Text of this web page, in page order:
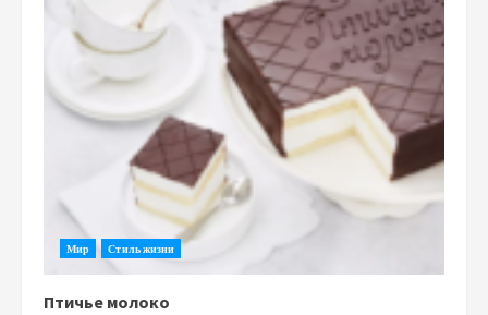
Мир Стиль жизни
Птичье молоко